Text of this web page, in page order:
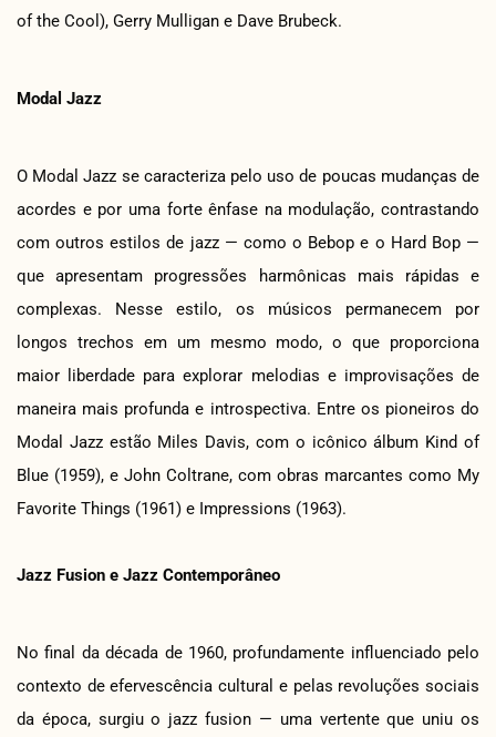
of the Cool), Gerry Mulligan e Dave Brubeck.
Modal Jazz
O Modal Jazz se caracteriza pelo uso de poucas mudanças de
acordes e por uma forte ênfase na modulação, contrastando
com outros estilos de jazz — como o Bebop e o Hard Bop —
que apresentam progressões harmônicas mais rápidas e
complexas. Nesse estilo, os músicos permanecem por
longos trechos em um mesmo modo, o que proporciona
maior liberdade para explorar melodias e improvisações de
maneira mais profunda e introspectiva. Entre os pioneiros do
Modal Jazz estão Miles Davis, com o icônico álbum Kind of
Blue (1959), e John Coltrane, com obras marcantes como My
Favorite Things (1961) e Impressions (1963).
Jazz Fusion e Jazz Contemporâneo
No final da década de 1960, profundamente influenciado pelo
contexto de efervescência cultural e pelas revoluções sociais
da época, surgiu o jazz fusion — uma vertente que uniu os